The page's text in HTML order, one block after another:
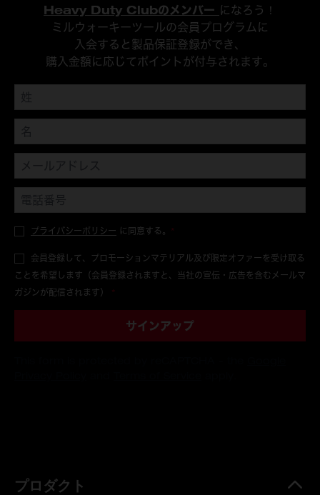
プロダクト
Heavy Duty Clubのメンバー になろう！
ミルウォーキーツールの会員プログラムに
入会すると製品保証登録ができ、
購入金額に応じてポイントが付与されます。
プライバシーポリシー に同意する。 *
会員登録して、プロモーションマテリアル及び限定オファーを受け取る
ことを希望します（会員登録されますと、当社の宣伝・広告を含むメールマ
ガジンが配信されます） *
サインアップ